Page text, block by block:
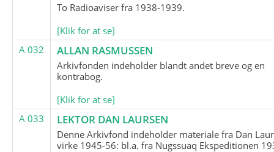
To Radioaviser fra 1938-1939.
[Klik for at se]
A 032
ALLAN RASMUSSEN
Arkivfonden indeholder blandt andet breve og en
kontrabog.
[Klik for at se]
A 033
LEKTOR DAN LAURSEN
Denne Arkivfond indeholder materiale fra Dan
virke 1945-56: bl.a. fra Nugssuaq Ekspeditionen